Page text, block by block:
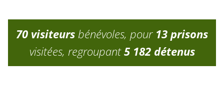
70 visiteursbénévoles, pour 13 prisons
visitées, regroupant5 182 détenus